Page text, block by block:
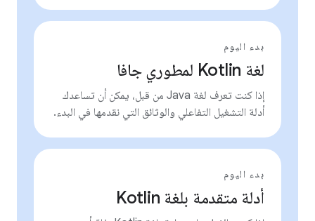
بدء اليوم
لغة Kotlin لمطوري جافا
إذا كنت تعرف لغة Java من قبل، يمكن أن تساعدك
أدلة التشغيل التفاعلي والوثائق التي نقدمها في البدء.
بدء اليوم
أدلة متقدمة بلغة Kotlin